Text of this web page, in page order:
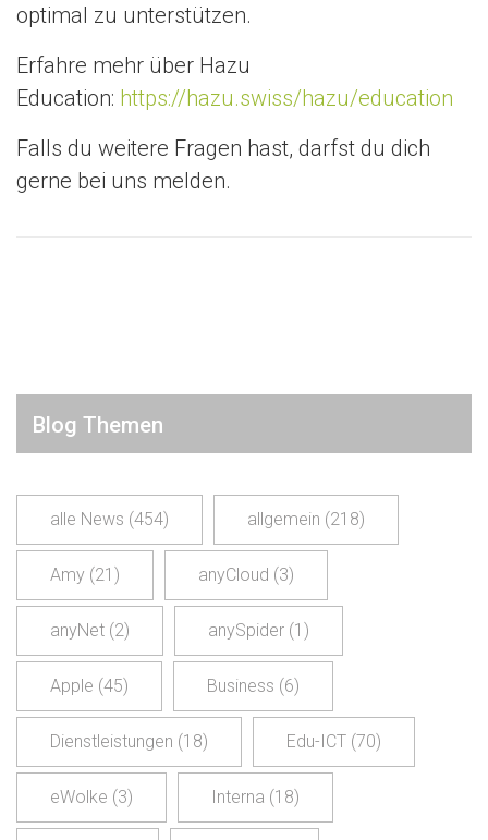
optimal zu unterstützen.
Erfahre mehr über Hazu
Education: https://hazu.swiss/hazu/education
Falls du weitere Fragen hast, darfst du dich
gerne bei uns melden.
Blog Themen
alle News (454) allgemein (218)
Amy (21) anyCloud (3)
anyNet (2) anySpider (1)
Apple (45) Business (6)
Dienstleistungen (18) Edu-ICT (70)
eWolke (3) Interna (18)